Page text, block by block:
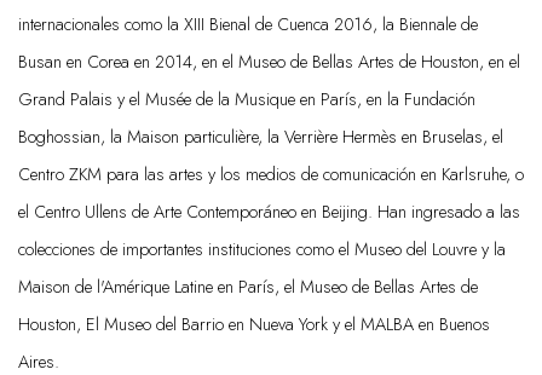
internacionales como la XIII Bienal de Cuenca 2016, la Biennale de
Busan en Corea en 2014, en el Museo de Bellas Artes de Houston, en el
Grand Palais y el Musée de la Musique en París, en la Fundación
Boghossian, la Maison particulière, la Verrière Hermès en Bruselas, el
Centro ZKM para las artes y los medios de comunicación en Karlsruhe, o
el Centro Ullens de Arte Contemporáneo en Beijing. Han ingresado a las
colecciones de importantes instituciones como el Museo del Louvre y la
Maison de l'Amérique Latine en París, el Museo de Bellas Artes de
Houston, El Museo del Barrio en Nueva York y el MALBA en Buenos
Aires.